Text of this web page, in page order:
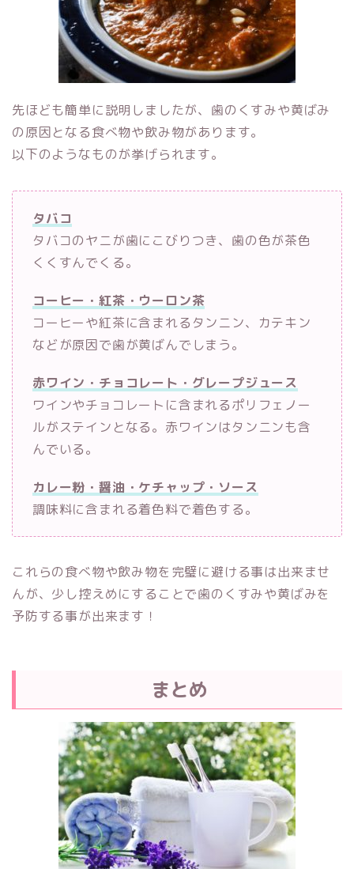
先ほども簡単に説明しましたが、歯のくすみや黄ばみ
の原因となる食べ物や飲み物があります。
以下のようなものが挙げられます。
タバコ
タバコのヤニが歯にこびりつき、歯の色が茶色
くくすんでくる。
コーヒー・紅茶・ウーロン茶
コーヒーや紅茶に含まれるタンニン、カテキン
などが原因で歯が黄ばんでしまう。
赤ワイン・チョコレート・グレープジュース
ワインやチョコレートに含まれるポリフェノー
ルがステインとなる。赤ワインはタンニンも含
んでいる。
カレー粉・醤油・ケチャップ・ソース
調味料に含まれる着色料で着色する。
これらの食べ物や飲み物を完璧に避ける事は出来ませ
んが、少し控えめにすることで歯のくすみや黄ばみを
予防する事が出来ます！
まとめ